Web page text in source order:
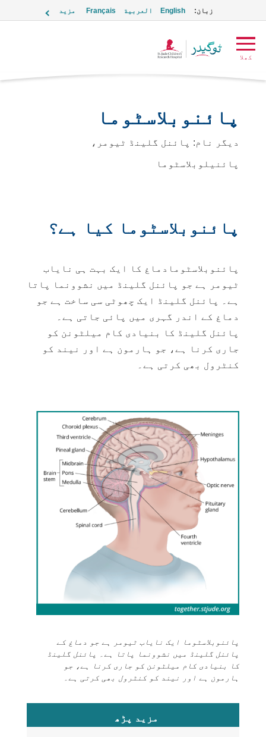
زبان: English العربية Français مزید
کھلا
پائنوبلاسٹوما
دیگر نام: پائنل گلینڈ ٹیومر،
پائنیلوبلاسٹوما
پائنوبلاسٹوما کیا ہے؟
پائنوبلاسٹومادماغ کا ایک بہت ہی نایاب
ٹیومر ہے جو پائنل گلینڈ میں نشوونما پاتا
ہے۔ پائنل گلینڈ ایک چھوٹی سی ساخت ہے جو
دماغ کے اندر گہری میں پائی جاتی ہے۔
پائنل گلینڈ کا بنیادی کام میلٹونن کو
جاری کرنا ہے، جو ہارمون ہے اور نیند کو
کنٹرول بھی کرتی ہے۔
پائنوبلاسٹوما ایک نایاب ٹیومر ہے جو دماغ کے
پائنل گلینڈ میں نشوونما پاتا ہے۔ پائنل گلینڈ
کا بنیادی کام میلٹونن کو جاری کرنا ہے، جو
ہارمون ہے اور نیند کو کنٹرول بھی کرتی ہے۔
مزید پڑھ